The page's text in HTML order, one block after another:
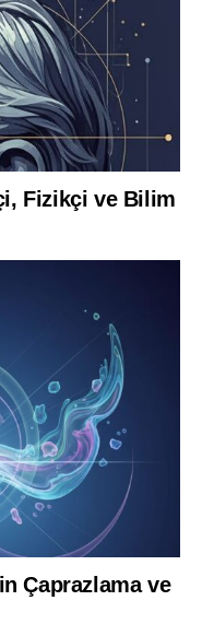
Fizikçi ve Bilim
Çaprazlama ve